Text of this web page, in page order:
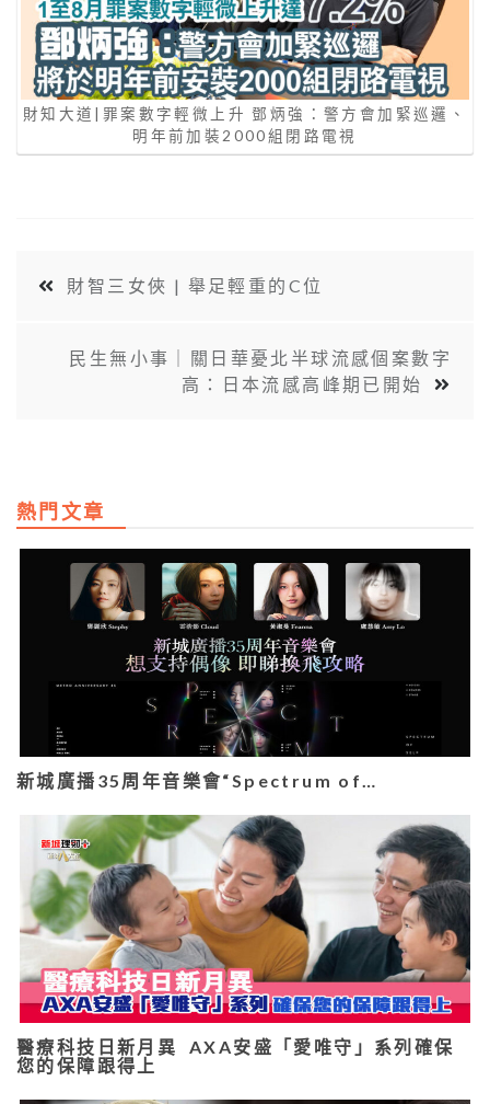
財知大道|罪案數字輕微上升 鄧炳強：警方會加緊巡邏、
明年前加裝2000組閉路電視
財智三女俠 | 舉足輕重的C位
民生無小事｜關日華憂北半球流感個案數字
高：日本流感高峰期已開始
熱門文章
新城廣播35周年音樂會“Spectrum of…
醫療科技日新月異 AXA安盛「愛唯守」系列確保
您的保障跟得上